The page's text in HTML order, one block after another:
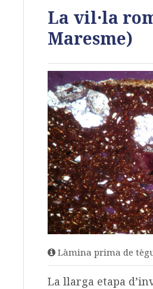
La vil·la
Maresme)
Làmina prima de
La llarga etapa